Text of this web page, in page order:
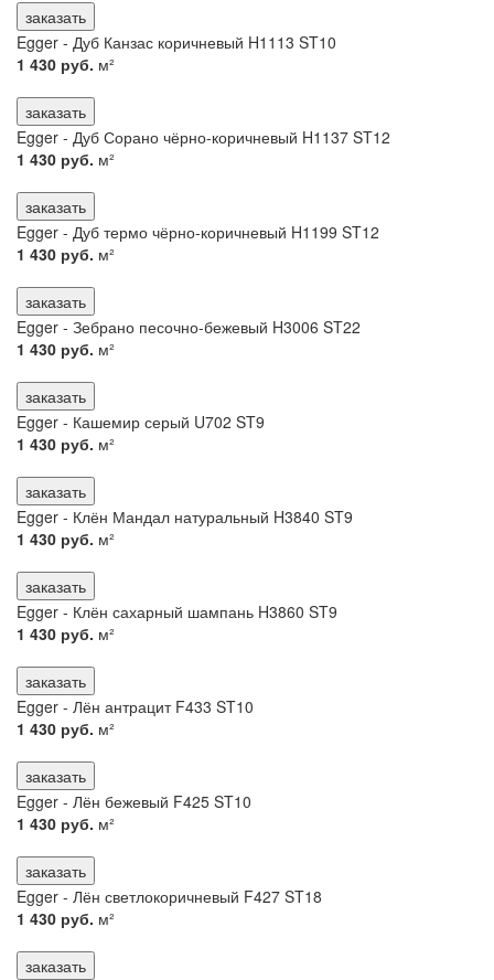
заказать
Egger - Дуб Канзас коричневый H1113 ST10
1 430 руб. м²
заказать
Egger - Дуб Сорано чёрно-коричневый H1137 ST12
1 430 руб. м²
заказать
Egger - Дуб термо чёрно-коричневый H1199 ST12
1 430 руб. м²
заказать
Egger - Зебрано песочно-бежевый H3006 ST22
1 430 руб. м²
заказать
Egger - Кашемир серый U702 ST9
1 430 руб. м²
заказать
Egger - Клён Мандал натуральный H3840 ST9
1 430 руб. м²
заказать
Egger - Клён сахарный шампань H3860 ST9
1 430 руб. м²
заказать
Egger - Лён антрацит F433 ST10
1 430 руб. м²
заказать
Egger - Лён бежевый F425 ST10
1 430 руб. м²
заказать
Egger - Лён светлокоричневый F427 ST18
1 430 руб. м²
заказать